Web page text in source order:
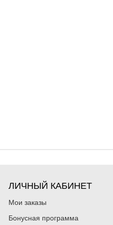
ЛИЧНЫЙ КАБИНЕТ
Мои заказы
Бонусная программа